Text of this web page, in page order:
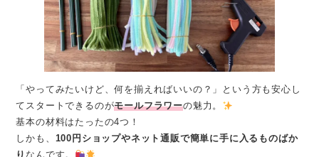
「やってみたいけど、何を揃えればいいの？」という方も安心し
てスタートできるのがモールフラワーの魅力。
基本の材料はたったの4つ！
しかも、 100円ショップやネット通販で簡単に手に入るものばか
り なんです。